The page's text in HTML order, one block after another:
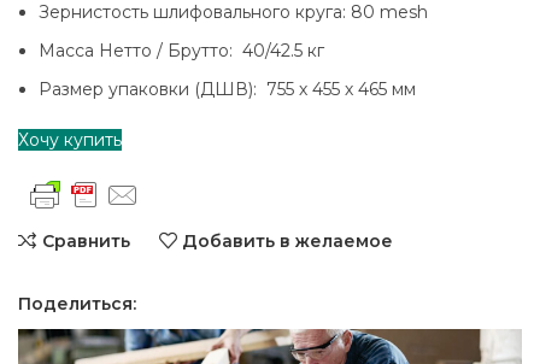
Зернистость шлифовального круга: 80 mesh
Масса Нетто / Брутто: 40/42.5 кг
Размер упаковки (ДШВ): 755 х 455 х 465 мм
Хочу купить
Сравнить Добавить в желаемое
Поделиться: